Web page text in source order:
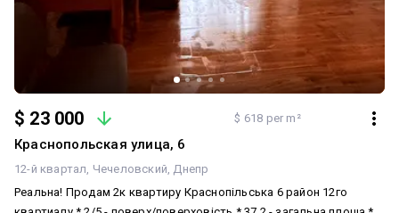
$ 23 000 $ 618 per m²
Краснопольская улица, 6
12-й квартал Чечеловский Днепр
Реальна! Продам 2к квартиру Краснопільська 6 район 12го